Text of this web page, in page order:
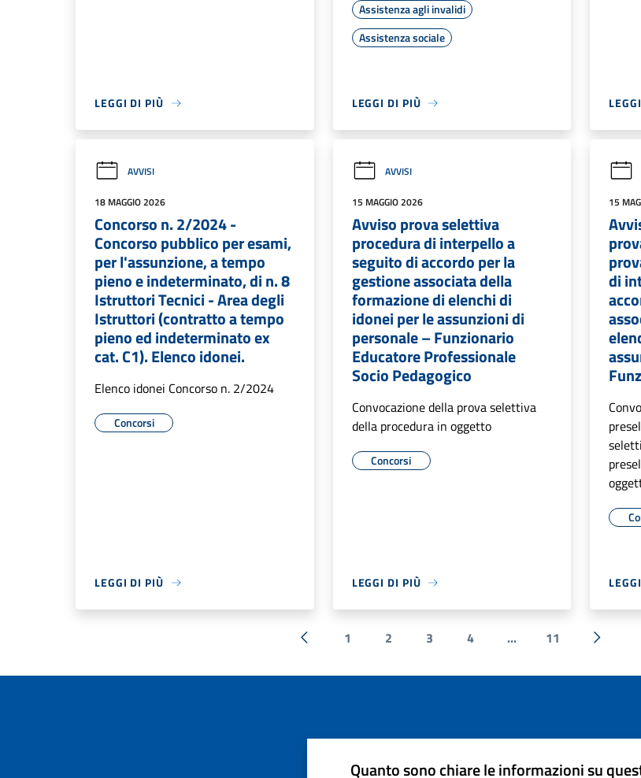
LEGGI DI PIÙ
Assistenza agli invalidi
Assistenza sociale
LEGGI DI PIÙ
AVVISI
18 MAGGIO 2026
Concorso n. 2/2024 -
Concorso pubblico per esami,
per l'assunzione, a tempo
pieno e indeterminato, di n. 8
Istruttori Tecnici - Area degli
Istruttori (contratto a tempo
pieno ed indeterminato ex
cat. C1). Elenco idonei.
Elenco idonei Concorso n. 2/2024
Concorsi
LEGGI DI PIÙ
AVVISI
15 MAGGIO 2026
Avviso prova selettiva
procedura di interpello a
seguito di accordo per la
gestione associata della
formazione di elenchi di
idonei per le assunzioni di
personale – Funzionario
Educatore Professionale
Socio Pedagogico
Convocazione della prova selettiva
della procedura in oggetto
Concorsi
LEGGI DI PIÙ
15
di
« Precedente
1 2 3 4 ... 11
Quanto sono chiare le informazioni su